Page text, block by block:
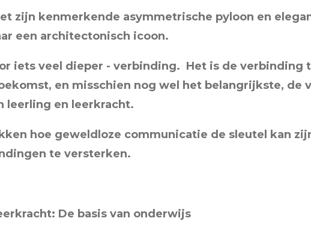
zijn kenmerkende asymmetrische pyloon en
een architectonisch icoon.
iets veel dieper - verbinding. Het is de verbinding
en misschien nog wel het belangrijkste, de
leerling en leerkracht.
hoe geweldloze communicatie de sleutel kan
te versterken.
De basis van onderwijs